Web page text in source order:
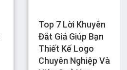
Top 7 Lời Khuyên
Đắt Giá Giúp Bạn
Thiết Kế Logo
Chuyên Nghiệp Và